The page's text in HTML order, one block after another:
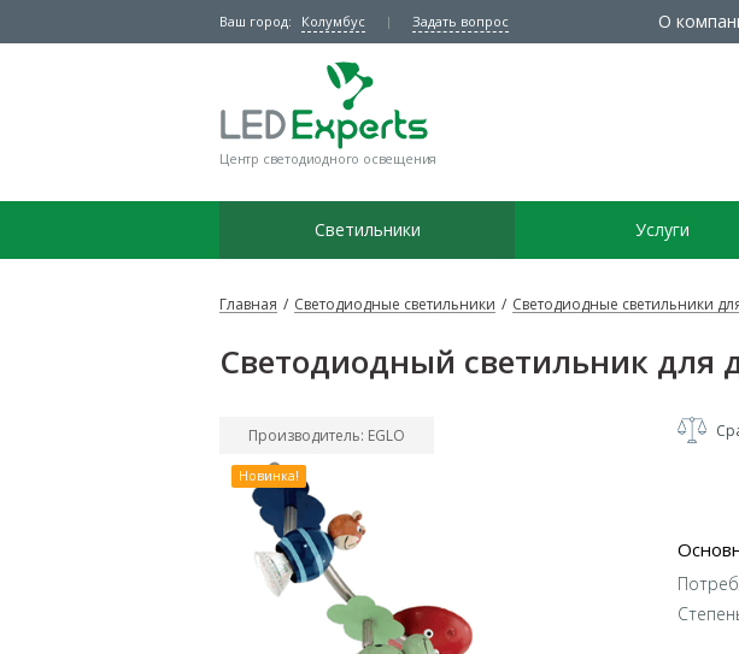
Ваш город: Колумбус Задать вопрос О
Центр светодиодного освещения
Светильники Услуги
Главная / Светодиодные светильники / Светодиодные светильники
Светодиодный светильник для
Производитель: EGLO
Новинка!